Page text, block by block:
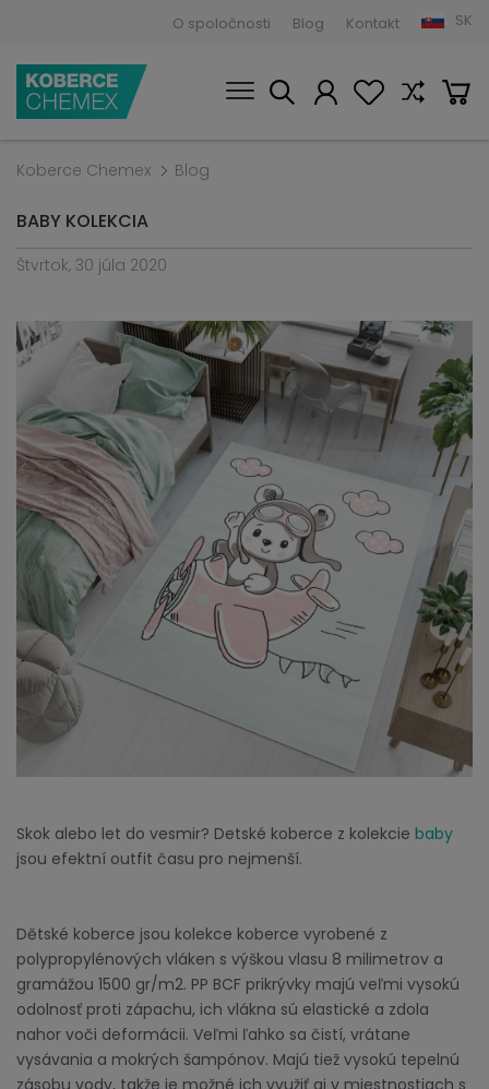
O spoločnosti Blog Kontakt SK
Koberce Chemex Blog
BABY KOLEKCIA
Štvrtok, 30 júla 2020
Skok alebo let do vesmir? Detské koberce z kolekcie baby
jsou efektní outfit času pro nejmenší.
Dětské koberce jsou kolekce koberce vyrobené z
polypropylénových vláken s výškou vlasu 8 milimetrov a
gramážou 1500 gr/m2. PP BCF prikrývky majú veľmi vysokú
odolnosť proti zápachu, ich vlákna sú elastické a zdola
nahor voči deformácii. Veľmi ľahko sa čistí, vrátane
vysávania a mokrých šampónov. Majú tiež vysokú tepelnú
zásobu vody, takže je možné ich využiť aj v miestnostiach s